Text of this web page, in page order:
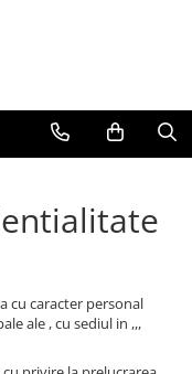
cu caracter personal
ale , cu sediul in ,,,